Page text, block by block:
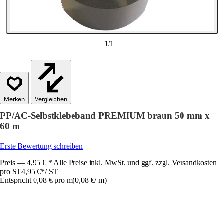
1/1
Vergleichen
PP/AC-Selbstklebeband PREMIUM braun 50 mm x
60 m
Erste Bewertung schreiben
Preis — 4,95 € * Alle Preise inkl. MwSt. und ggf. zzgl. Versandkosten
pro ST4,95 €*/ ST
Entspricht 0,08 € pro m(0,08 €/ m)